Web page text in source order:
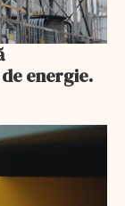
energie.